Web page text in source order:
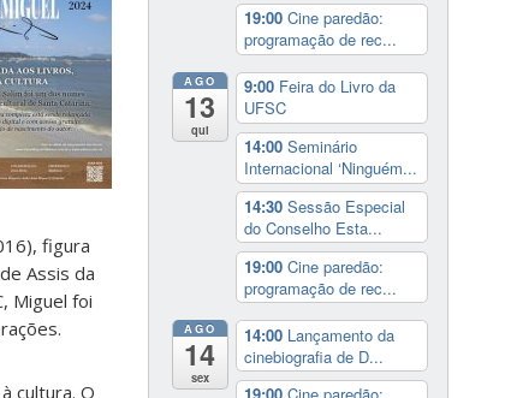
figura
Assis da
Miguel foi
cultura. O
19:00 Cine paredão:
programação de rec...
AGO
13
qui
9:00 Feira do Livro da
UFSC
14:00 Seminário
Internacional ‘Ninguém...
14:30 Sessão Especial
do Conselho Esta...
19:00 Cine paredão:
programação de rec...
AGO
14
sex
14:00 Lançamento da
cinebiografia de D...